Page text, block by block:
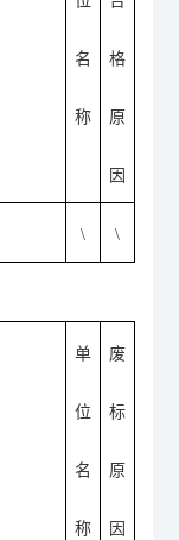
名
称
格
原
因
\ \
单
位
名
称
废
标
原
因